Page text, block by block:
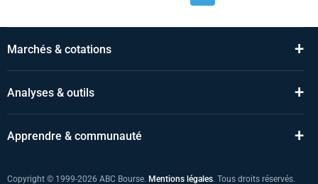
Marchés & cotations +
Analyses & outils +
Apprendre & communauté +
Copyright © 1999-2026 ABC Bourse. Mentions légales. Tous droits réservés.